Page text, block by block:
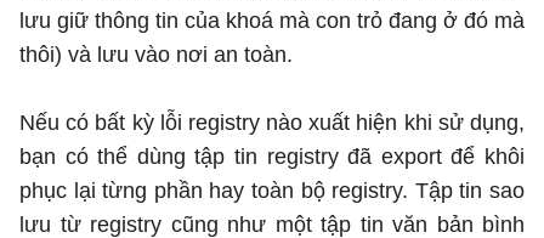
lưu giữ thông tin của khoá mà con trỏ đang ở đó mà
thôi) và lưu vào nơi an toàn.
Nếu có bất kỳ lỗi registry nào xuất hiện khi sử dụng,
bạn có thể dùng tập tin registry đã export để khôi
phục lại từng phần hay toàn bộ registry. Tập tin sao
lưu từ registry cũng như một tập tin văn bản bình